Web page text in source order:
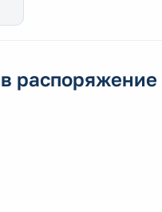
распоряжение